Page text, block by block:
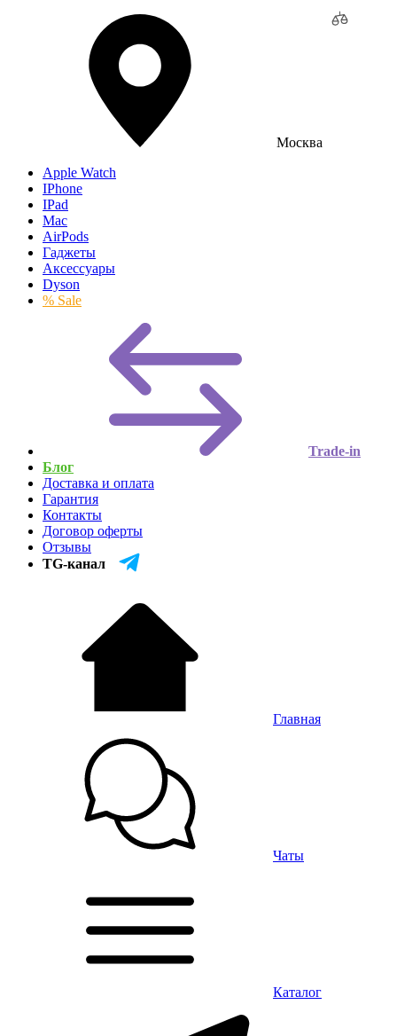
Москва
Apple Watch
IPhone
IPad
Mac
AirPods
Гаджеты
Аксессуары
Dyson
% Sale
Trade-in
Блог
Доставка и оплата
Гарантия
Контакты
Договор оферты
Отзывы
TG-канал
Главная
Чаты
Каталог